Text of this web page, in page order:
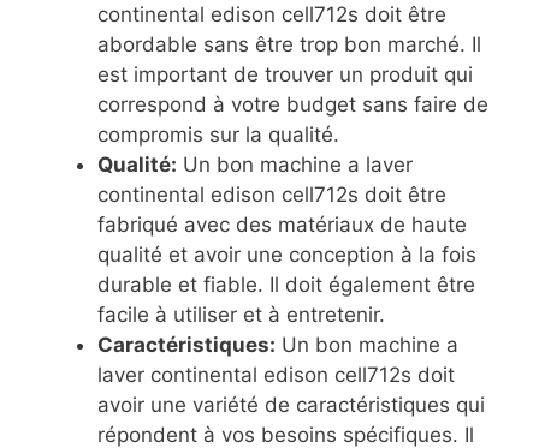
continental edison cell712s doit être
abordable sans être trop bon marché. Il
est important de trouver un produit qui
correspond à votre budget sans faire de
compromis sur la qualité.
Qualité: Un bon machine a laver
continental edison cell712s doit être
fabriqué avec des matériaux de haute
qualité et avoir une conception à la fois
durable et fiable. Il doit également être
facile à utiliser et à entretenir.
Caractéristiques: Un bon machine a
laver continental edison cell712s doit
avoir une variété de caractéristiques qui
répondent à vos besoins spécifiques. Il